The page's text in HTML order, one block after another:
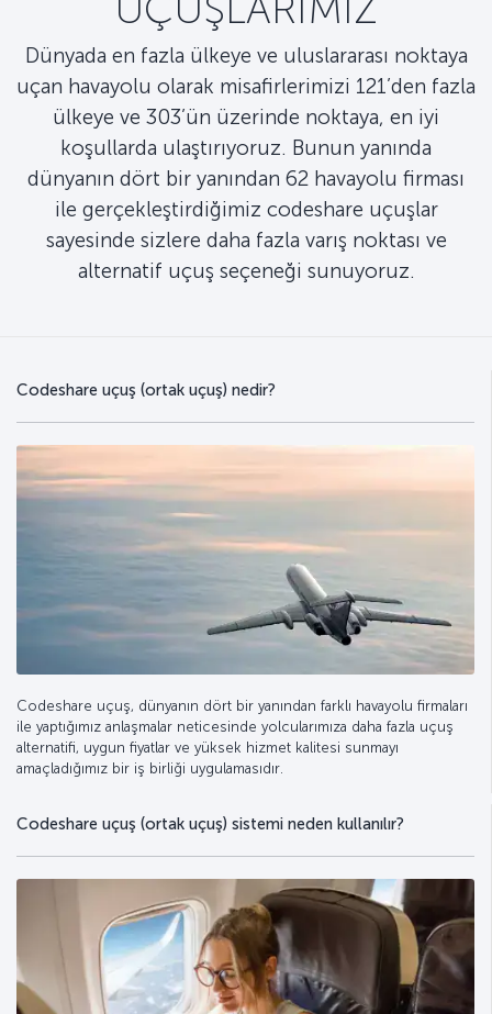
Dünyada en fazla ülkeye ve uluslararası noktaya
uçan havayolu olarak misafirlerimizi 121’den fazla
ülkeye ve 303’ün üzerinde noktaya, en iyi
koşullarda ulaştırıyoruz. Bunun yanında
dünyanın dört bir yanından 62 havayolu firması
ile gerçekleştirdiğimiz codeshare uçuşlar
sayesinde sizlere daha fazla varış noktası ve
alternatif uçuş seçeneği sunuyoruz.
Codeshare uçuş (ortak uçuş) nedir?
Codeshare uçuş, dünyanın dört bir yanından farklı havayolu firmaları
ile yaptığımız anlaşmalar neticesinde yolcularımıza daha fazla uçuş
alternatifi, uygun fiyatlar ve yüksek hizmet kalitesi sunmayı
amaçladığımız bir iş birliği uygulamasıdır.
Codeshare uçuş (ortak uçuş) sistemi neden kullanılır?